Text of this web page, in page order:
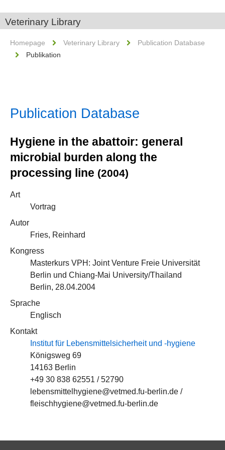
Veterinary Library
Homepage Veterinary Library
Publication Database
Publikation
Publication Database
Hygiene in the abattoir: general
microbial burden along the
processing line (2004)
Art
Vortrag
Autor
Fries, Reinhard
Kongress
Masterkurs VPH: Joint Venture Freie Universität
Berlin und Chiang-Mai University/Thailand
Berlin, 28.04.2004
Sprache
Englisch
Kontakt
Institut für Lebensmittelsicherheit und -hygiene
Königsweg 69
14163 Berlin
+49 30 838 62551 / 52790
lebensmittelhygiene@vetmed.fu-berlin.de /
fleischhygiene@vetmed.fu-berlin.de